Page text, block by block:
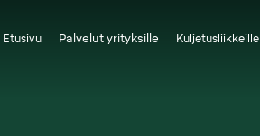
Etusivu Palvelut yrityksille Kuljetusliikkeille